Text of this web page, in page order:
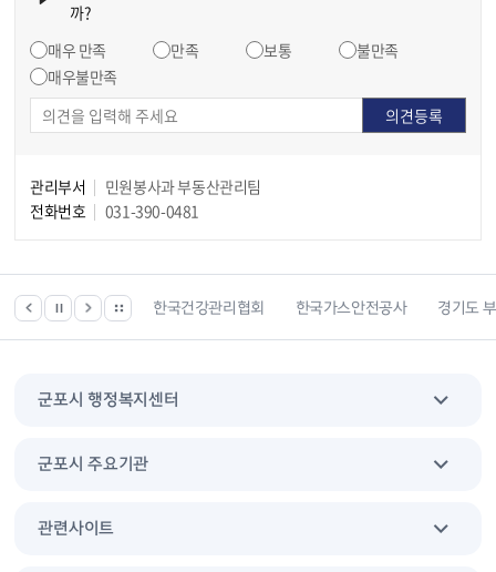
까?
매우 만족
만족 보통
불만족
매우불만족
관리부서
민원봉사과 부동산관리팀
전화번호
031-390-0481
등 위치찾기서비스 한국건강관리협회 한국가스안전공사 경기도
군포시 행정복지센터
군포시 주요기관
관련사이트